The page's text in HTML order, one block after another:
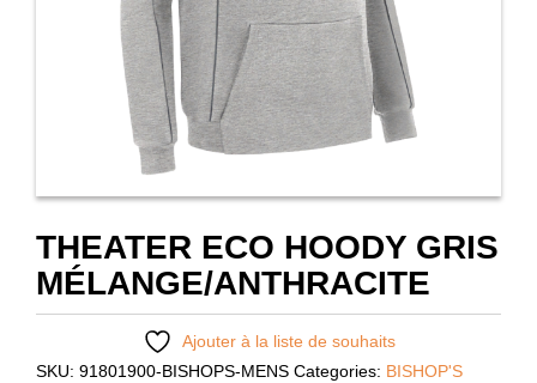
THEATER ECO HOODY GRIS
MÉLANGE/ANTHRACITE
Ajouter à la liste de souhaits
SKU: 91801900-BISHOPS-MENS Categories: BISHOP'S